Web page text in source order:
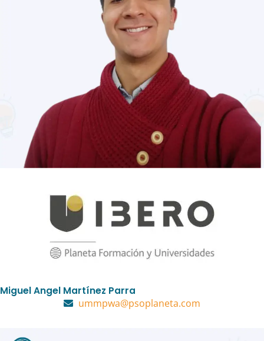
Miguel Angel Martínez Parra
ummpwa@psoplaneta.com